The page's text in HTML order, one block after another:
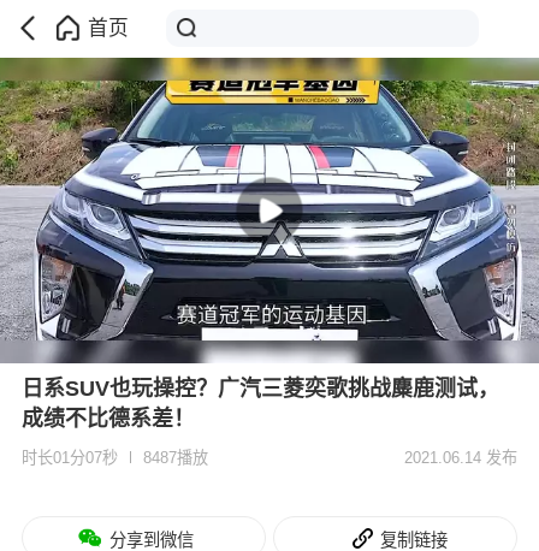
首页
日系SUV也玩操控？广汽三菱奕歌挑战麋鹿测试，
成绩不比德系差！
时长01分07秒 8487播放 2021.06.14 发布
分享到微信 复制链接